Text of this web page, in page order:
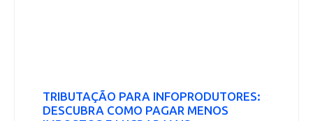
TRIBUTAÇÃO PARA INFOPRODUTORES:
DESCUBRA COMO PAGAR MENOS